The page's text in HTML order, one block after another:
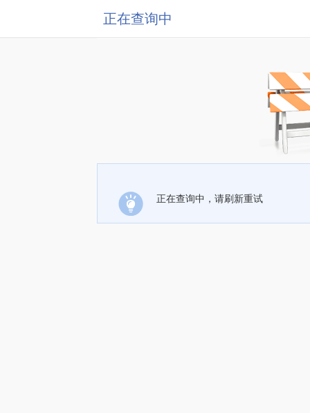
正在查询中
正在查询中，请刷新重试